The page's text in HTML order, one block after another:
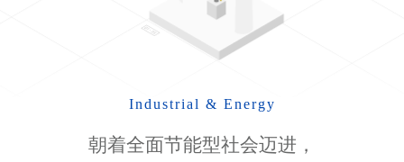
Industrial & Energy
朝着全面节能型社会迈进，